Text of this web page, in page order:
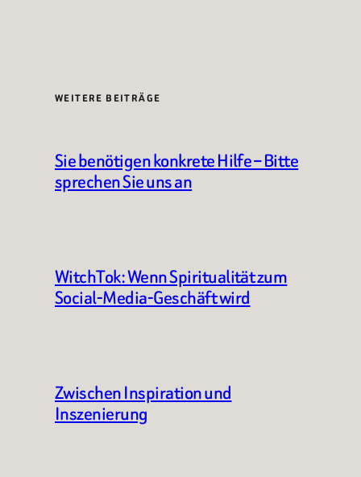
WEITERE BEITRÄGE
Sie benötigen konkrete Hilfe – Bitte
sprechen Sie uns an
WitchTok: Wenn Spiritualität zum
Social-Media-Geschäft wird
Zwischen Inspiration und
Inszenierung